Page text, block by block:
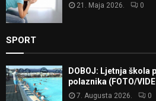
21. Maja 2026. 0
SPORT
DOBOJ: Ljetnja škola
polaznika (FOTO/
7. Augusta 2026. 0